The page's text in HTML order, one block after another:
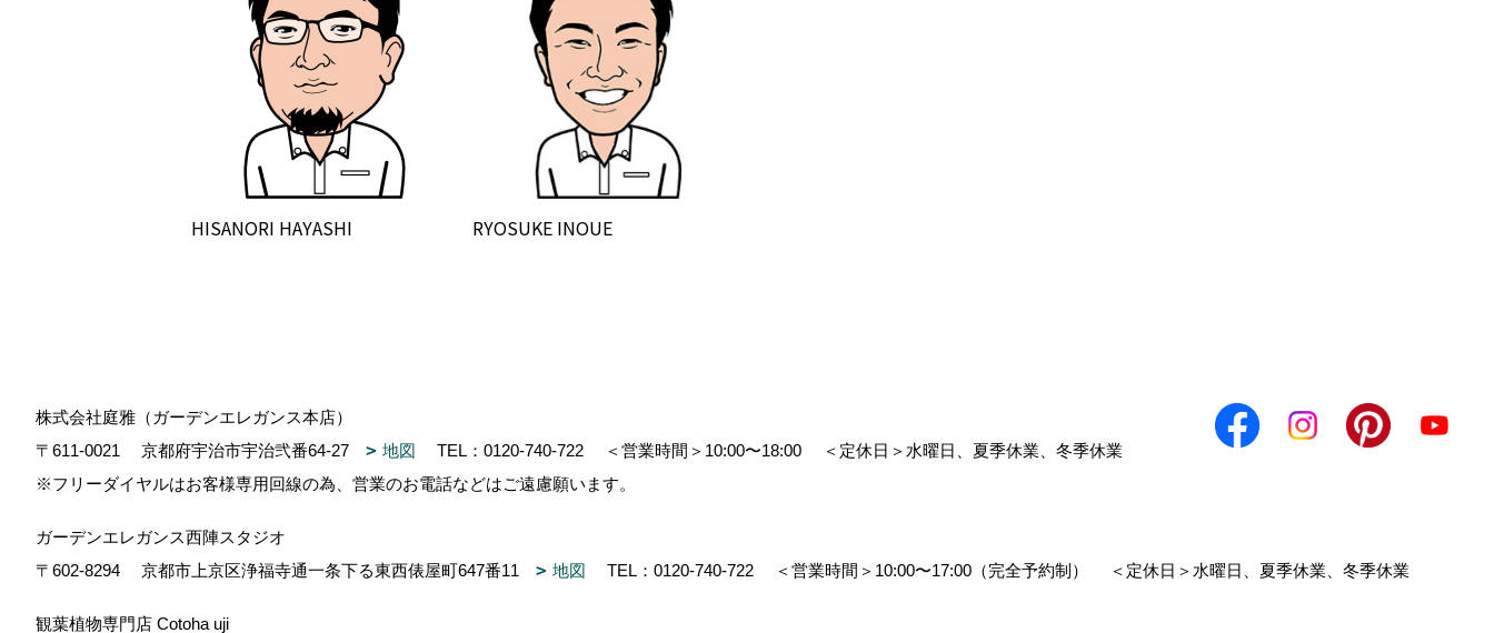
HISANORI HAYASHI RYOSUKE INOUE
株式会社庭雅（ガーデンエレガンス本店）
〒611-0021
京都府宇治市宇治弐番64-27 地図 TEL： 0120-740-722 ＜営業時間＞10:00〜18:00
＜定休日＞水曜日、夏季休業、冬季休業
※フリーダイヤルはお客様専用回線の為、営業のお電話などはご遠慮願います。
ガーデンエレガンス西陣スタジオ
〒602-8294
京都市上京区浄福寺通一条下る東西俵屋町647番11 地図 TEL： 0120-740-722 ＜営業時間＞10:00〜17:00（完全予約制） ＜定休日＞水曜日、夏季休業、冬季休業
観葉植物専門店 Cotoha uji